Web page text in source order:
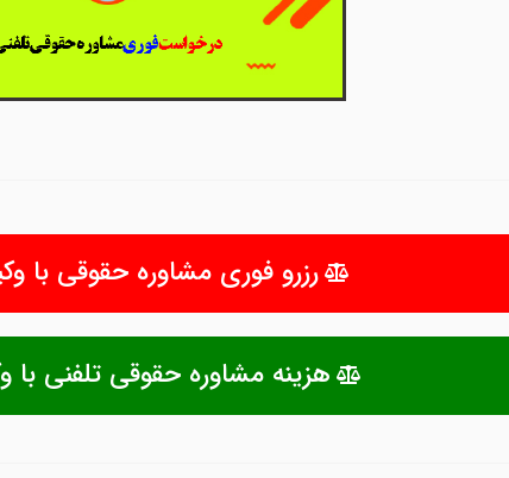
رزرو فوری مشاوره حقوقی
هزینه مشاوره حقوقی تلفنی